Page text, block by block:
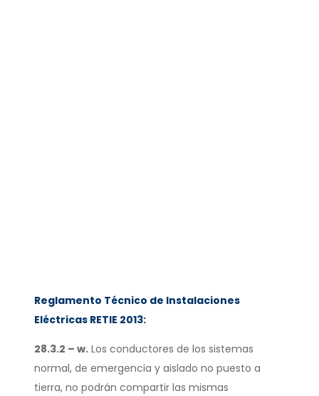
Reglamento Técnico de Instalaciones
Eléctricas RETIE 2013:
28.3.2 – w. Los conductores de los sistemas
normal, de emergencia y aislado no puesto a
tierra, no podrán compartir las mismas